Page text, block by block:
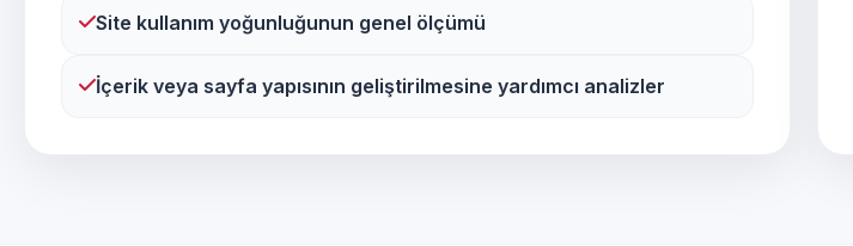
Site kullanım yoğunluğunun genel ölçümü
İçerik veya sayfa yapısının geliştirilmesine yardımcı analizler